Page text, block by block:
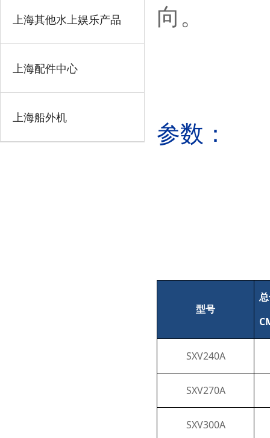
上海其他水上娱乐产品
上海配件中心
上海船外机
向。
参数：
型号
SXV240A
SXV270A
SXV300A